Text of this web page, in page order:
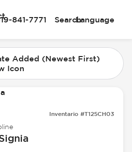
841-7771 SearchLanguage
Added (Newest First)
Icon
Inventario #T125CH03